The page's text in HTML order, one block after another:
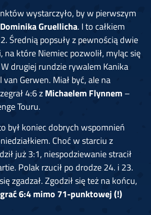
wystarczyło, by w pierwszym
Dominika Gruellicha. I to całkiem
Średnią popsuły z pewnością dwie
które Niemiec pozwolił, myląc się
drugiej rundzie rywalem Kanika
van Gerwen. Miał być, ale na
4:6 zMichaelem Flynnem –
Touru.
był koniec dobrych wspomnień
Choć w starciu z
już 3:1, niespodziewanie stracił
Polak rzucił po drodze 24. i 23.
zgadzał. Zgodził się też na końcu,
6:4 mimo 71-punktowej (!)